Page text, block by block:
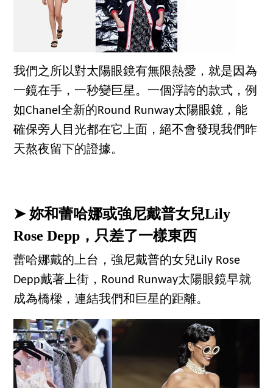
我們之所以對太陽眼鏡有無限熱愛，就是因為
一鏡在手，一秒變巨星。一個浮誇的款式，例
如Chanel全新的Round Runway太陽眼鏡，能
確保旁人目光都在它上面，絕不會發現我們昨
天熬夜留下的證據。
➤ 妳和蕾哈娜或強尼戴普女兒Lily
Rose Depp，只差了一樣東西
蕾哈娜戴的上台，強尼戴普的女兒Lily Rose
Depp戴著上街，Round Runway太陽眼鏡早就
成為橋樑，連結我們和巨星的距離。